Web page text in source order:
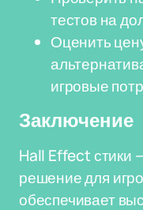
тестов на
Оценить
игровые
Заключение
Hall Effect стики
решение для
обеспечивает